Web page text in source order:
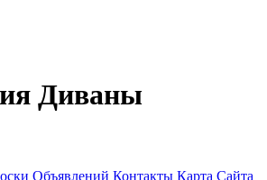
Диваны
Объявлений Контакты Карта Сайта